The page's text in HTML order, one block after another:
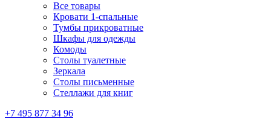
Все товары
Кровати 1-спальные
Тумбы прикроватные
Шкафы для одежды
Комоды
Столы туалетные
Зеркала
Столы письменные
Стеллажи для книг
+7 495 877 34 96